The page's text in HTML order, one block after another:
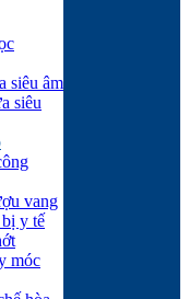
siêu âm
siêu
vang
y tế
móc